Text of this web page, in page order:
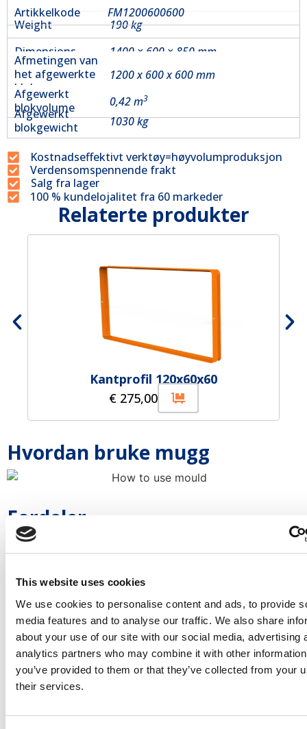
This website uses cookies
We use cookies to personalise content and ads, to provide
media features and to analyse our traffic. We also share
about your use of our site with our social media, advertising
analytics partners who may combine it with other
you’ve provided to them or that they’ve collected from your
their services.
Artikkelkode
FM1200600600
Weight
190 kg
Dimensions
1400 × 600 × 850 mm
Afmetingen van
het afgewerkte
blok
1200 x 600 x 600 mm
Afgewerkt
blokvolume
0,42 m3
Afgewerkt
blokgewicht
1030 kg
Kostnadseffektivt verktøy=høyvolumproduksjon
Verdensomspennende frakt
Salg fra lager
100 % kundelojalitet fra 60 markeder
Relaterte produkter
Kantprofil 120x60x60
€275,00
Hvordan bruke mugg
Fordeler
4mm høykvalitets stålplater
Den kraftigste rammen på markedet
Varig
Konstruert for intensiv bruk
Modulær
Enkel å bruke